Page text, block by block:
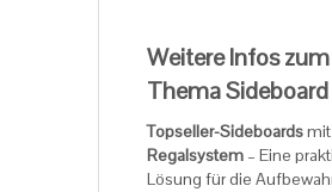
Weitere Infos zum
Thema Sideboard
Topseller-Sideboardsmit
Regalsystem – Eine
Lösung für die